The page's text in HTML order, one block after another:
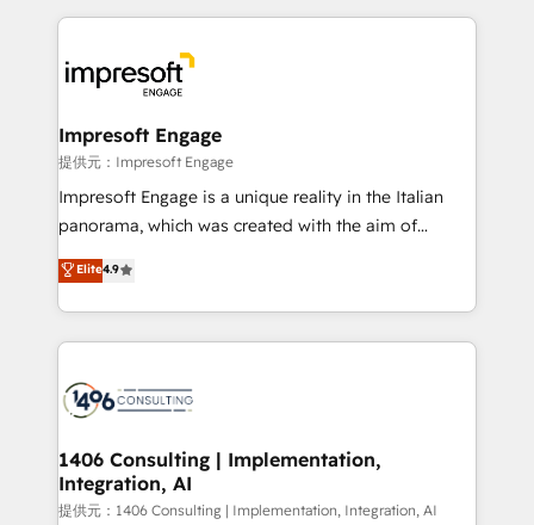
business with HubSpot? Let Cebra’s experts help
you grow faster, smarter, and with impact.
experiences. To us, technology is more than just
and—most importantly—simple. That’s why we lean
into bold ideas and shape them into thoughtful
products and strategies that actually make a
difference.
Impresoft Engage
提供元：Impresoft Engage
Impresoft Engage is a unique reality in the Italian
panorama, which was created with the aim of
putting Customer Experience at the center by
creating digital environments capable of integrating
people, processes and data. We offer the best
digital solutions on the market, ranging from CRM
marketing automation to online and offline sales
allowing companies to optimize processes and meet
the needs of the customer. We are part of Impresoft
Group, a group of specialized and complementary
Elite4.9
1406 Consulting | Implementation,
Integration, AI
提供元：1406 Consulting | Implementation, Integration, AI